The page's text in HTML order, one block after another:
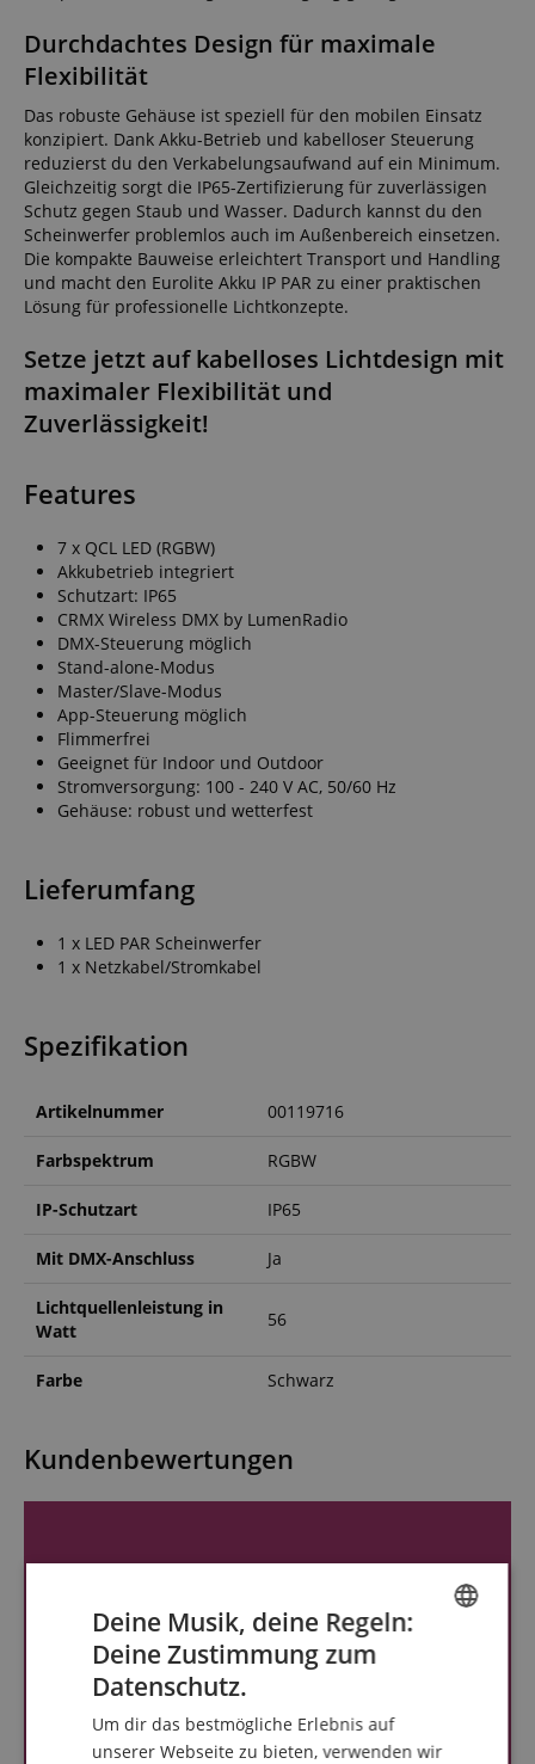
Durchdachtes Design für maximale
Flexibilität
Das robuste Gehäuse ist speziell für den mobilen Einsatz
konzipiert. Dank Akku-Betrieb und kabelloser Steuerung
reduzierst du den Verkabelungsaufwand auf ein Minimum.
Gleichzeitig sorgt die IP65-Zertifizierung für zuverlässigen
Schutz gegen Staub und Wasser. Dadurch kannst du den
Scheinwerfer problemlos auch im Außenbereich einsetzen.
Die kompakte Bauweise erleichtert Transport und Handling
und macht den Eurolite Akku IP PAR zu einer praktischen
Lösung für professionelle Lichtkonzepte.
Setze jetzt auf kabelloses Lichtdesign mit
maximaler Flexibilität und
Zuverlässigkeit!
Features
7 x QCL LED (RGBW)
Akkubetrieb integriert
Schutzart: IP65
CRMX Wireless DMX by LumenRadio
DMX-Steuerung möglich
Stand-alone-Modus
Master/Slave-Modus
App-Steuerung möglich
Flimmerfrei
Geeignet für Indoor und Outdoor
Stromversorgung: 100 - 240 V AC, 50/60 Hz
Gehäuse: robust und wetterfest
Lieferumfang
1 x LED PAR Scheinwerfer
1 x Netzkabel/Stromkabel
Spezifikation
Artikelnummer 00119716
Farbspektrum RGBW
IP-Schutzart IP65
Mit DMX-Anschluss Ja
Lichtquellenleistung in
Watt
56
Farbe Schwarz
Kundenbewertungen
Deine Musik, deine Regeln:
Deine Zustimmung zum
Datenschutz.
Um dir das bestmögliche Erlebnis auf
unserer Webseite zu bieten, verwenden wir